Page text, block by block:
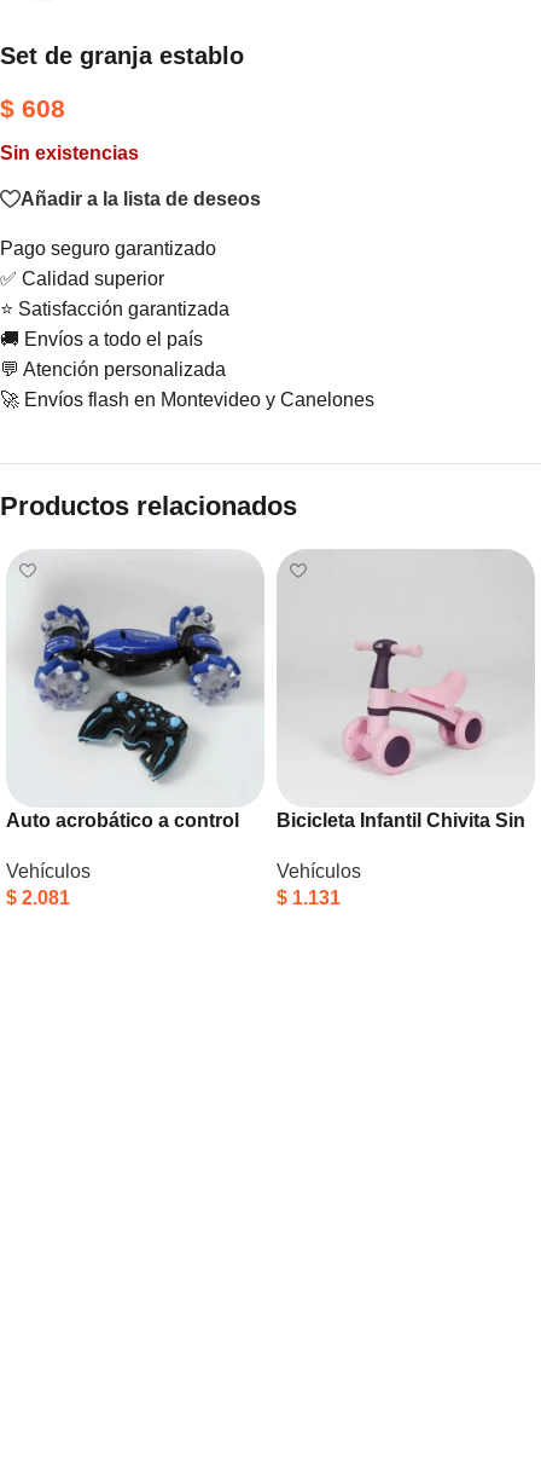
Set de granja establo
$ 608
Sin existencias
Añadir a la lista de deseos
Pago seguro garantizado
✅ Calidad superior
⭐ Satisfacción garantizada
🚚 Envíos a todo el país
💬 Atención personalizada
🚀 Envíos flash en Montevideo y Canelones
Productos relacionados
Auto acrobático a control
Vehículos
$ 2.081
Bicicleta Infantil Chivita Sin
Piki Rosa
Vehículos
$ 1.131